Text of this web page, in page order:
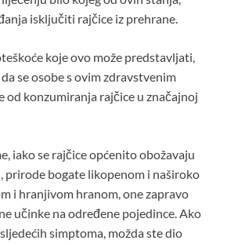
isključiti rajčice iz prehrane.
koje ovo može predstavljati,
se osobe s ovim zdravstvenim
od konzumiranja rajčice u značajnoj
iako se rajčice općenito obožavaju
prirode bogate likopenom i naširoko
i hranjivom hranom, one zapravo
učinke na određene pojedince. Ako
simptoma, možda ste dio